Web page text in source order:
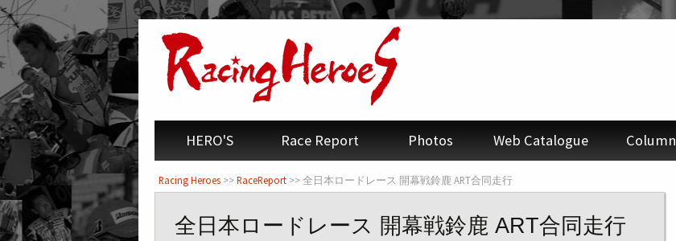
<
HERO'S Race Report Photos Web Catalogue Column
Racing Heroes >>RaceReport >> 全日本ロードレース 開幕戦鈴鹿 ART合同走行
全日本ロードレース 開幕戦鈴鹿 ART合同走行